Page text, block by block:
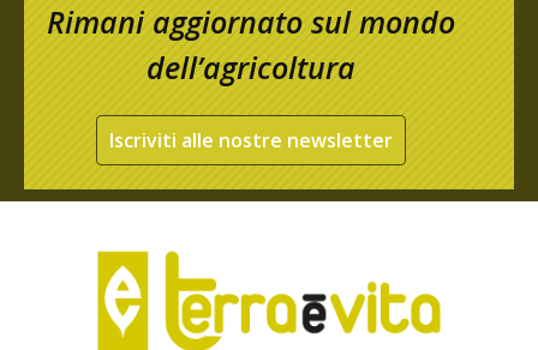
Rimani aggiornato sul mondo
dell’agricoltura
Iscriviti alle nostre newsletter